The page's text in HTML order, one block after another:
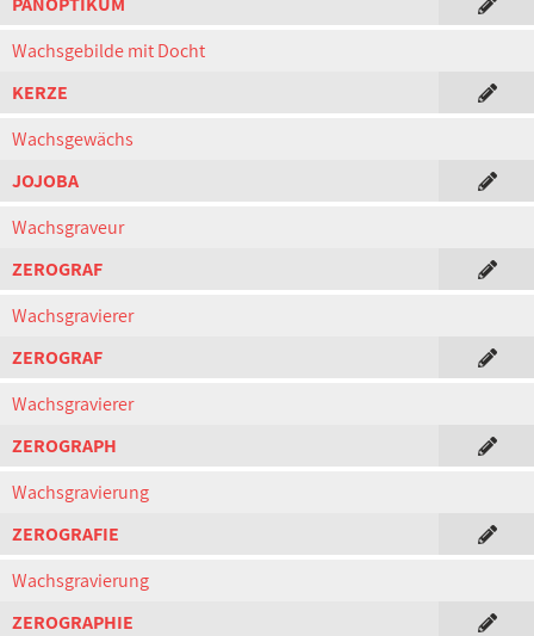
Wachsgebilde mit Docht
KERZE
Wachsgewächs
JOJOBA
Wachsgraveur
ZEROGRAF
Wachsgravierer
ZEROGRAF
Wachsgravierer
ZEROGRAPH
Wachsgravierung
ZEROGRAFIE
Wachsgravierung
ZEROGRAPHIE